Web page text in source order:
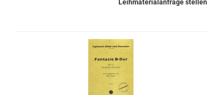
Leihmaterialanfrage stellen